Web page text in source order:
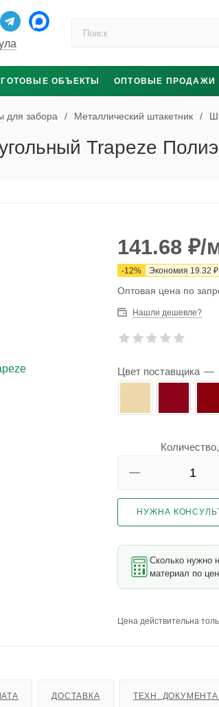
ГОТОВЫЕ ОБЪЕКТЫ ОПТОВЫЕ ПРОДАЖИ
для забора / Металлический штакетник /
Trapeze
141.68 ₽/
-12% Экономия 19.32 ₽
Оптовая цена по
Нашли дешевле?
Цвет поставщика —
НУЖНА
Сколько нужно
материал по
Цена действительна
ДОСТАВКА ТЕХН.